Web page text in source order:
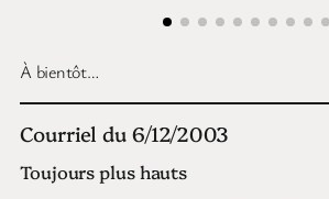
À bientôt…
Courriel du 6/12/2003
Toujours plus hauts